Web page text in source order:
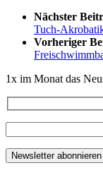
Nächster
Tuch-
Vorheriger
1x im Monat das